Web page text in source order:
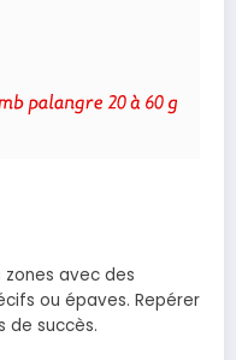
avec des
ou épaves. Repérer
de succès.